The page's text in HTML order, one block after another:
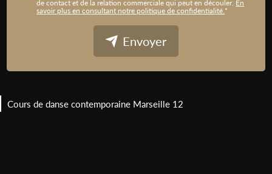
de contact et de la relation commerciale qui peut en découler. En
savoir plus en consultant notre politique de confidentialité.*
Envoyer
Cours de danse contemporaine Marseille 12